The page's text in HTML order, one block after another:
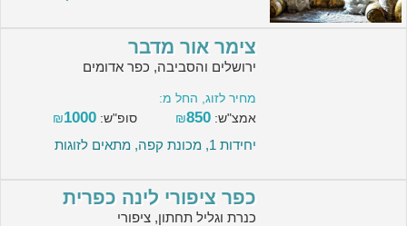
צימר אור מדבר
ירושלים והסביבה, כפר אדומים
מחיר לזוג, החל מ:
אמצ"ש:
₪850 סופ"ש: ₪1000
יחידות 1, מכונת קפה, מתאים לזוגות
כפר ציפורי לינה כפרית
כנרת וגליל תחתון, ציפורי